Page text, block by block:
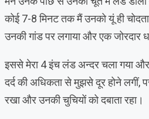
कोई 7-8 मिनट तक मैं उनको यूं ही
उनकी गांड पर लगाया और एक जोरदार
इससे मेरा 4 इंच लंड अन्दर चला गया
दर्द की अधिकता से मुझसे दूर होने लगीं,
रखा और उनकी चुचियों को दबाता रहा।